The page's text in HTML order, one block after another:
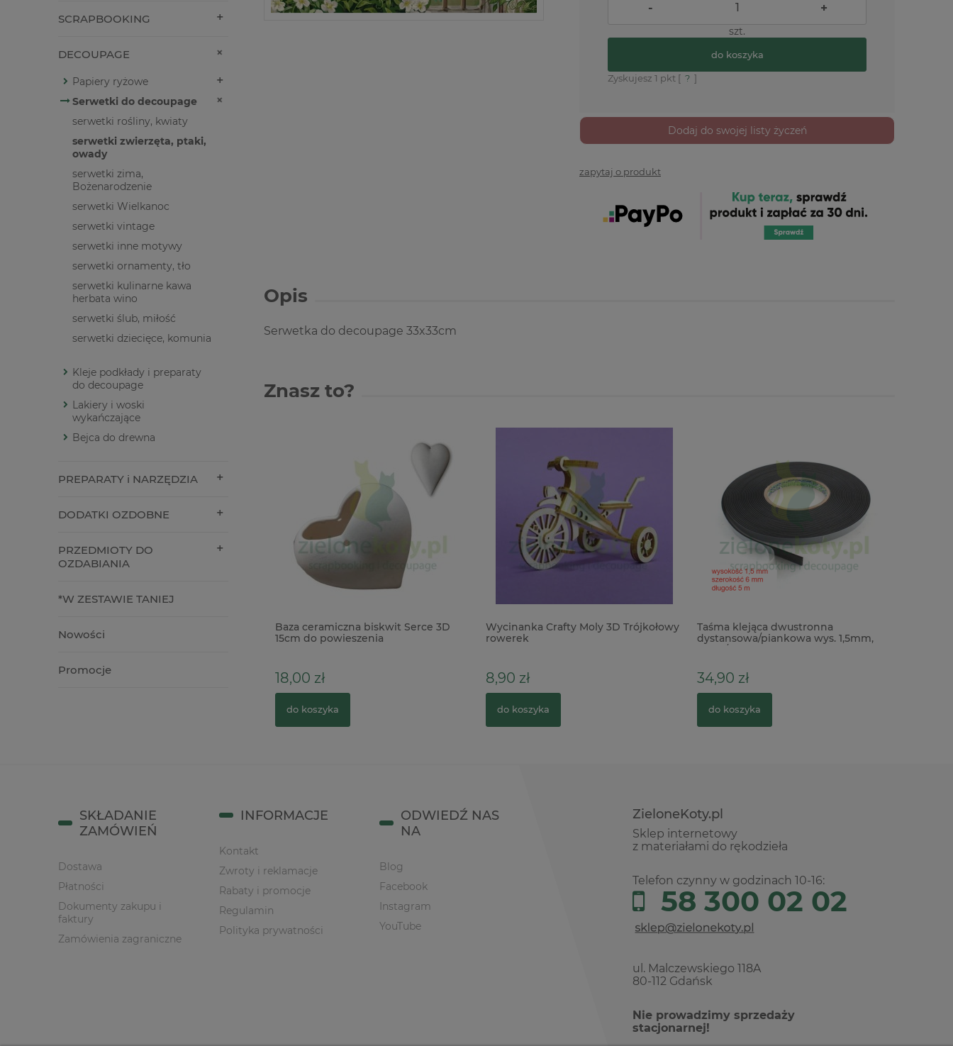
SCRAPBOOKING
DECOUPAGE
Papiery ryżowe
Serwetki do decoupage
serwetki rośliny, kwiaty
serwetki zwierzęta, ptaki,
owady
serwetki zima,
Bożenarodzenie
serwetki Wielkanoc
serwetki vintage
serwetki inne motywy
serwetki ornamenty, tło
serwetki kulinarne kawa
herbata wino
serwetki ślub, miłość
serwetki dziecięce, komunia
Kleje podkłady i preparaty
do decoupage
Lakiery i woski
wykańczające
Bejca do drewna
PREPARATY i NARZĘDZIA
DODATKI OZDOBNE
PRZEDMIOTY DO
OZDABIANIA
*W ZESTAWIE TANIEJ
Nowości
Promocje
- +
szt.
do koszyka
Zyskujesz 1 pkt [ ? ]
Dodaj do swojej listy życzeń
zapytaj o produkt
Opis
Serwetka do decoupage 33x33cm
Znasz to?
210g
3,90 zł
Baza ceramiczna biskwit Serce 3D
15cm do powieszenia
18,00 zł
do koszyka
Wycinanka Crafty Moly 3D Trójkołowy
rowerek
8,90 zł
do koszyka
Taśma klejąca dwustronna
dystansowa/piankowa wys. 1,5mm,
34,90 zł
do koszyka
ZieloneKoty.pl
Sklep internetowy
z materiałami do rękodzieła
Telefon czynny w godzinach 10-16:
58 300 02 02
ul. Malczewskiego 118A
80-112 Gdańsk
Nie prowadzimy sprzedaży
stacjonarnej!
SKŁADANIE
ZAMÓWIEŃ
Dostawa
Płatności
Dokumenty zakupu i
faktury
Zamówienia zagraniczne
INFORMACJE
Kontakt
Zwroty i reklamacje
Rabaty i promocje
Regulamin
Polityka prywatności
ODWIEDŹ NAS
NA
Blog
Facebook
Instagram
YouTube